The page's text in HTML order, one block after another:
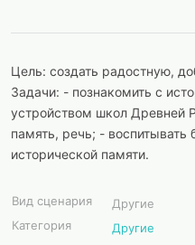
Цель: создать радостную,
Задачи: - познакомить с
устройством школ Древней
память, речь; -
исторической памяти.
Вид сценария
Другие
Категория
Другие